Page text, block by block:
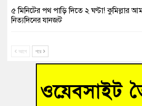
৫ মিনিটের পথ পাড়ি দিতে ২ ঘণ্টা! কুমিল্লার
নিত্যদিনের যানজট
গ্রিসে দুই শতাধিক অভিবাসী উদ্ধার,
বুড়িচংয়ে নিখোঁজের ৩ দিন পর ফিশারির পুকুরে
আগে পরে